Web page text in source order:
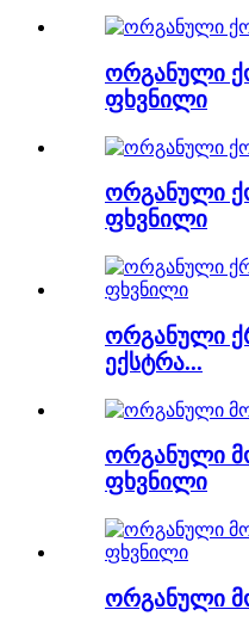
ორგანული
ფხვნილი
ორგანული
ფხვნილი
ორგანული
ექსტრა...
ორგანული
ფხვნილი
ორგანული